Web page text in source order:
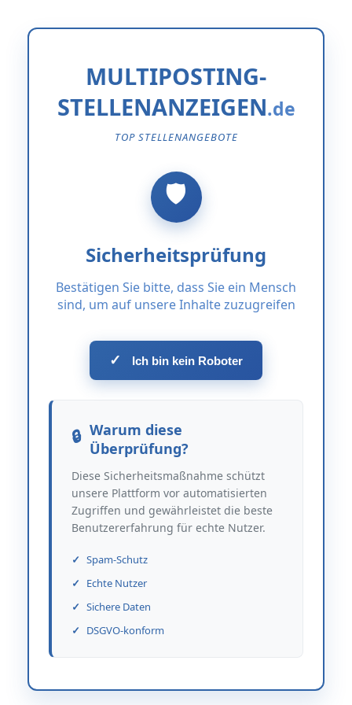
MULTIPOSTING-
STELLENANZEIGEN
TOP STELLENANGEBOTE
Sicherheitsprüfung
Bestätigen Sie bitte, dass Sie ein Mensch
sind, um auf unsere Inhalte zuzugreifen
✓ Ich bin kein Roboter
Warum diese
Überprüfung?
Diese Sicherheitsmaßnahme schützt
unsere Plattform vor automatisierten
Zugriffen und gewährleistet die beste
Benutzererfahrung für echte Nutzer.
Spam-Schutz
Echte Nutzer
Sichere Daten
DSGVO-konform